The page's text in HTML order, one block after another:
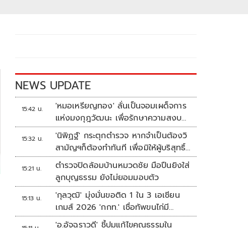
NEWS UPDATE
15:42 น.
'หมอเหรียญทอง' ลั่นเป็นจอมเผด็จการ
แห่งมงกุฎวัฒนะ เพื่อรักษาความสงบ
ปลอดภัยภายในรพ.
15:32 น.
'นิพิฏฐ์' กระตุกตำรวจ หากจำเป็นต้องวิ
สามัญฯก็ต้องทำทันที เพื่อมิให้ผู้บริสุทธิ์
เสียชีวิตเพิ่ม
15:21 น.
ตำรวจปิดล้อมบ้านหมวดชัย มือปืนยิงใส่
ลูกบุญธรรม ยังไม่ยอมมอบตัว
15:13 น.
'กุลวุฒิ' มุ่งมั่นขอติด 1 ใน 3 เอเชียน
เกมส์ 2026 'กกท.' เชื่อทัพขนไก่มี
เหรียญแน่
'อ.อัจฉราวดี' ชี้ปมแก้ไขคุณธรรมใน